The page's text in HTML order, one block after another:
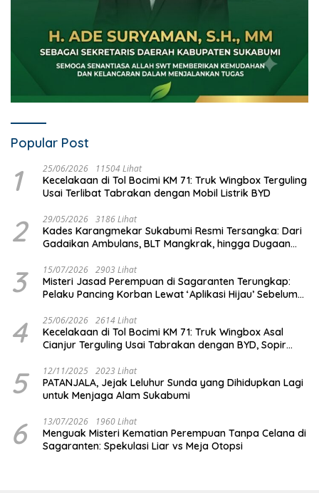
Popular Post
1 25/06/2026 11504 Lihat
Kecelakaan di Tol Bocimi KM 71: Truk Wingbox Terguling
Usai Terlibat Tabrakan dengan Mobil Listrik BYD
2 29/05/2026 3186 Lihat
Kades Karangmekar Sukabumi Resmi Tersangka: Dari
Gadaikan Ambulans, BLT Mangkrak, hingga Dugaan
3 15/07/2026 2903 Lihat
Misteri Jasad Perempuan di Sagaranten Terungkap:
Pelaku Pancing Korban Lewat ‘Aplikasi Hijau’ Sebelum
4 25/06/2026 2614 Lihat
Kecelakaan di Tol Bocimi KM 71: Truk Wingbox Asal
Cianjur Terguling Usai Tabrakan dengan BYD, Sopir
5 12/11/2025 2023 Lihat
PATANJALA, Jejak Leluhur Sunda yang Dihidupkan Lagi
untuk Menjaga Alam Sukabumi
6 13/07/2026 1960 Lihat
Menguak Misteri Kematian Perempuan Tanpa Celana di
Sagaranten: Spekulasi Liar vs Meja Otopsi